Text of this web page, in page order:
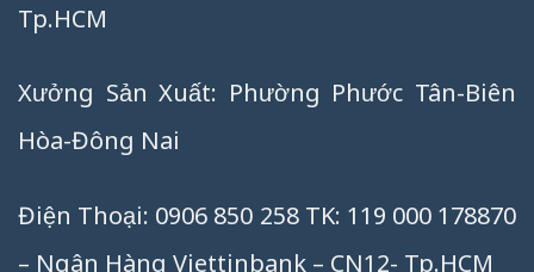
Tp.HCM
Xưởng Sản Xuất: Phường Phước Tân-Biên
Hòa-Đông Nai
Điện Thoại: 0906 850 258 TK: 119 000 178870
– Ngân Hàng Viettinbank – CN12- Tp.HCM